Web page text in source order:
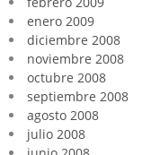
enero 2009
diciembre 2008
noviembre 2008
octubre 2008
septiembre 2008
agosto 2008
julio 2008